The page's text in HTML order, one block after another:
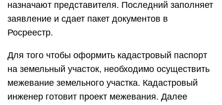
назначают представителя. Последний заполняет
заявление и сдает пакет документов в
Росреестр.
Для того чтобы оформить кадастровый паспорт
на земельный участок, необходимо осуществить
межевание земельного участка. Кадастровый
инженер готовит проект межевания. Далее